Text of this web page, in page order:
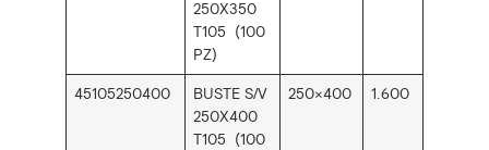
250X350
T105 (100
PZ)
45105250400
BUSTE S/V
250X400
T105 (100
250×400 1.600